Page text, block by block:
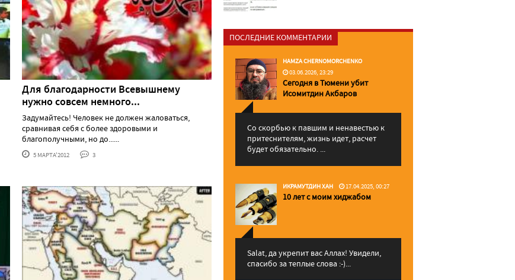
Для благодарности Всевышнему
нужно совсем немного...
Задумайтесь! Человек не должен жаловаться,
сравнивая себя с более здоровыми и
благополучными, но до......
5 МАРТА'2012 3
ПОСЛЕДНИЕ КОММЕНТАРИИ
HAMZA CHERNOMORCHENKO
03.06.2026, 23:29
Сегодня в Тюмени убит
Исомитдин Акбаров
Со скорбью к павшим и ненавестью к
притеснителям, жизнь идет, расчет
будет обязательно. ...
ИКРАМУТДИН ХАН 17.04.2025, 00:27
10 лет с моим хиджабом
Salat, да укрепит вас Аллаx! Увидели,
спасибо за теплые слова :-)...